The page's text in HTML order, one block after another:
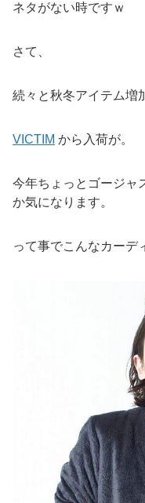
ネタがない時ですｗ
さて、
続々と秋冬アイテム増
VICTIM から入荷が。
今年ちょっとゴージャ
か気になります。
って事でこんなカーデ